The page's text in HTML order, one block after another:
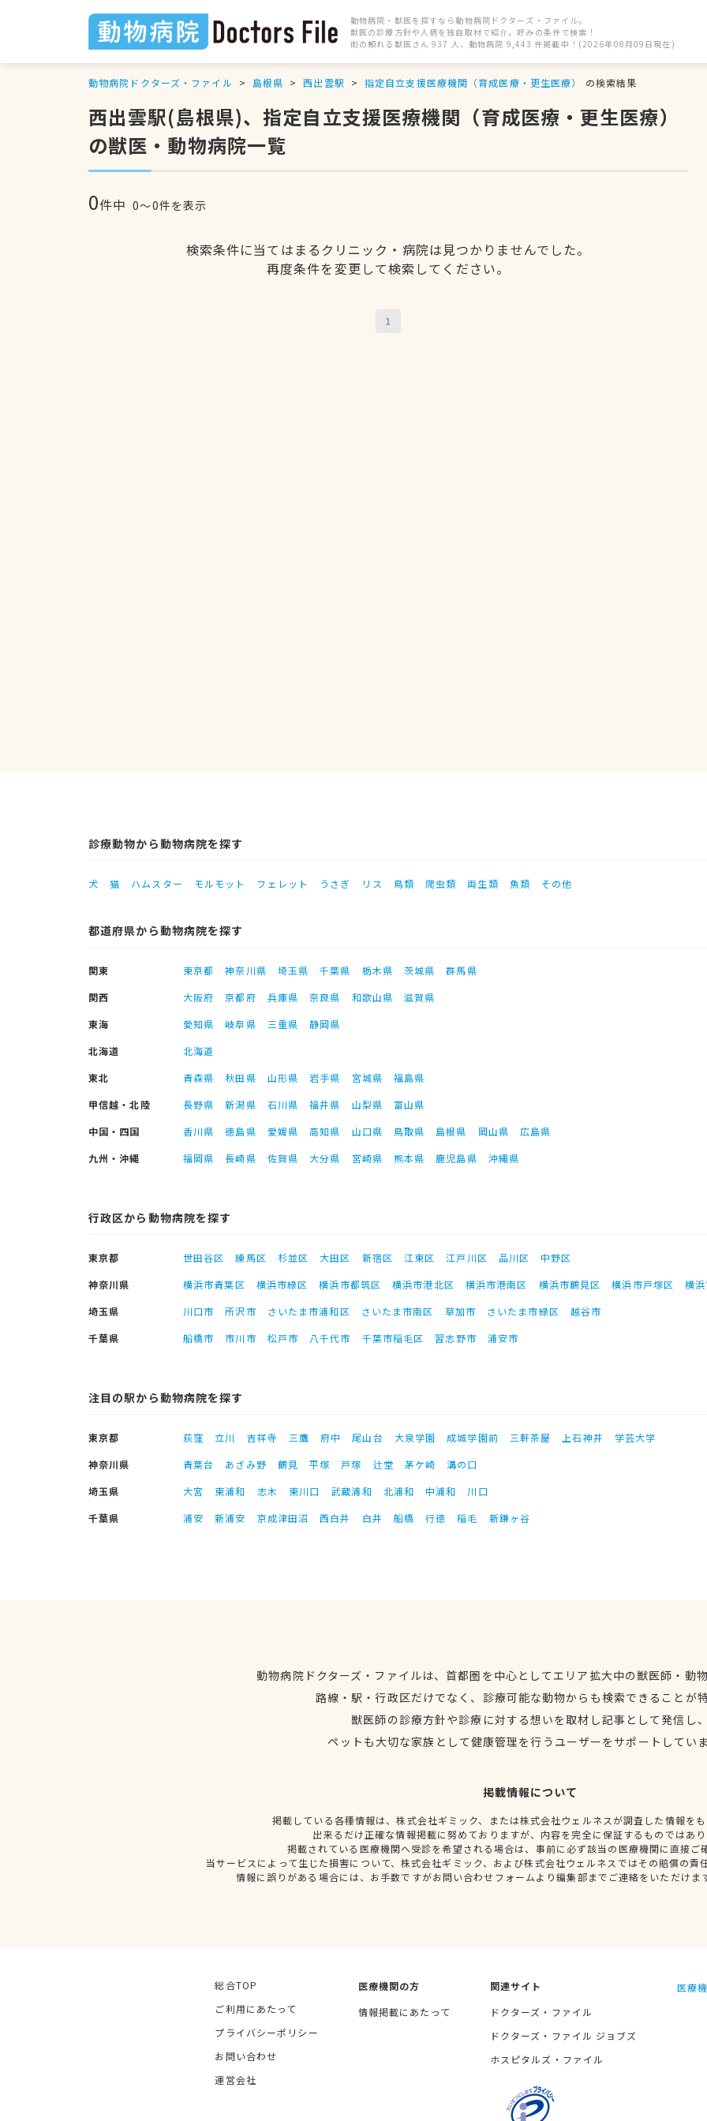
動物病院・獣医を探すなら動物病院ドクターズ・ファイル。
獣医の診療方針や人柄を独自取材で紹介。好みの条件で検索！
街の頼れる獣医さん 937 人、動物病院 9,443 件掲載中！(2026年08月09日現在)
動物病院ドクターズ・ファイル 島根県 西出雲駅 指定自立支援医療機関（育成医療・更生医療） の検索結果
西出雲駅(島根県)、指定自立支援医療機関（育成医療・更生医療）
の獣医・動物病院一覧
0件中 0〜0件を表示
検索条件に当てはまるクリニック・病院は見つかりませんでした。
再度条件を変更して検索してください。
1
診療動物から動物病院を探す
犬 猫 ハムスター モルモット フェレット うさぎ リス 鳥類 爬虫類 両生類 魚類 その他
都道府県から動物病院を探す
関東 東京都 神奈川県 埼玉県 千葉県 栃木県 茨城県
群馬県
関西
大阪府 京都府 兵庫県 奈良県 和歌山県
滋賀県
東海
愛知県 岐阜県 三重県
静岡県
北海道
北海道
東北
青森県 秋田県 山形県 岩手県 宮城県
福島県
甲信越・北陸
長野県 新潟県 石川県 福井県 山梨県
富山県
中国・四国
香川県 徳島県 愛媛県 高知県 山口県 鳥取県 島根県 岡山県
広島県
九州・沖縄
福岡県 長崎県 佐賀県 大分県 宮崎県 熊本県 鹿児島県 沖縄県
行政区から動物病院を探す
東京都 世田谷区 練馬区 杉並区 大田区 新宿区 江東区 江戸川区 品川区
中野区
神奈川県
横浜市青葉区 横浜市緑区 横浜市都筑区 横浜市港北区 横浜市港南区 横浜市鶴見区 横浜市戸塚区
横
埼玉県
川口市 所沢市 さいたま市浦和区 さいたま市南区 草加市 さいたま市緑区
越谷市
千葉県
船橋市 市川市 松戸市 八千代市 千葉市稲毛区 習志野市 浦安市
注目の駅から動物病院を探す
東京都 荻窪 立川 吉祥寺 三鷹 府中 尾山台 大泉学園 成城学園前 三軒茶屋 上石神井
学芸大学
神奈川県
青葉台 あざみ野 鶴見 平塚 戸塚 辻堂 茅ケ崎
溝の口
埼玉県
大宮 東浦和 志木 東川口 武蔵浦和 北浦和 中浦和
川口
千葉県
浦安 新浦安 京成津田沼 西白井 白井 船橋 行徳 稲毛 新鎌ヶ谷
動物病院ドクターズ・ファイルは、首都圏を中心としてエリア拡大中の獣医師・動
路線・駅・行政区だけでなく、診療可能な動物からも検索できることが
獣医師の診療方針や診療に対する想いを取材し記事として発信し
ペットも大切な家族として健康管理を行うユーザーをサポートしてい
掲載情報について
掲載している各種情報は、株式会社ギミック、または株式会社ウェルネスが調査した情報を
出来るだけ正確な情報掲載に努めておりますが、内容を完全に保証するものではあ
掲載されている医療機関へ受診を希望される場合は、事前に必ず該当の医療機関に直接ご
当サービスによって生じた損害について、株式会社ギミック、および株式会社ウェルネスではその賠償の責
情報に誤りがある場合には、お手数ですがお問い合わせフォームより編集部までご連絡をいただけま
総合TOP
ご利用にあたって
プライバシーポリシー
お問い合わせ
運営会社
医療機関の方
情報掲載にあたって
関連サイト
ドクターズ・ファイル
ドクターズ・ファイル ジョブズ
ホスピタルズ・ファイル
医療